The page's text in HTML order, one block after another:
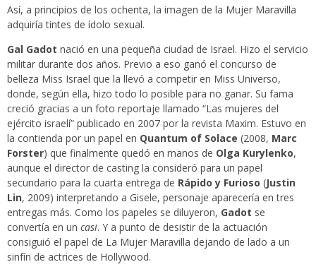
Así, a principios de los ochenta, la imagen de la Mujer Maravilla
adquiría tintes de ídolo sexual.
Gal Gadot nació en una pequeña ciudad de Israel. Hizo el servicio
militar durante dos años. Previo a eso ganó el concurso de
belleza Miss Israel que la llevó a competir en Miss Universo,
donde, según ella, hizo todo lo posible para no ganar. Su fama
creció gracias a un foto reportaje llamado “Las mujeres del
ejército israelí” publicado en 2007 por la revista Maxim. Estuvo en
la contienda por un papel en Quantum of Solace (2008, Marc
Forster) que finalmente quedó en manos de Olga Kurylenko,
aunque el director de casting la consideró para un papel
secundario para la cuarta entrega de Rápido y Furioso (Justin
Lin, 2009) interpretando a Gisele, personaje aparecería en tres
entregas más. Como los papeles se diluyeron, Gadot se
convertía en un casi. Y a punto de desistir de la actuación
consiguió el papel de La Mujer Maravilla dejando de lado a un
sinfín de actrices de Hollywood.